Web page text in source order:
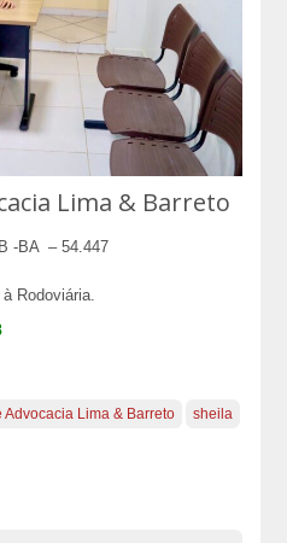
Lima & Barreto
-BA – 54.447
Rodoviária.
Advocacia Lima & Barreto sheila